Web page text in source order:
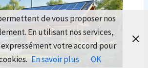
de vous proposer nos
En utilisant nos services,
votre accord pour
En savoir plus OK